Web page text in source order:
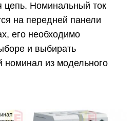
цепь. Номинальный ток
на передней панели
его необходимо
и выбирать
из модельного